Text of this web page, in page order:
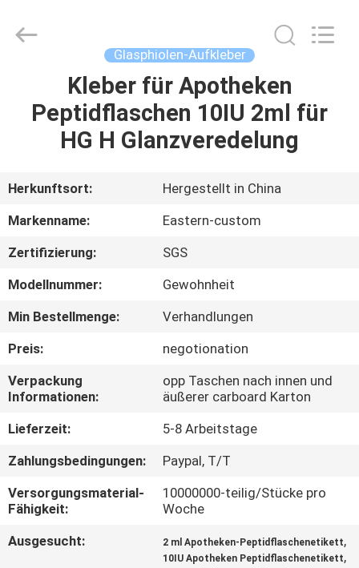
PRODUKTE
ÜBER
UNS
FABRIK-
AUSFLUG
QUALITÄTSKONTROLLE
TRETEN
SIE
MIT
IN
VERBINDUNG
Glasphiolen-Aufkleber
Kleber für Apotheken
Peptidflaschen 10IU 2ml für
HG H Glanzveredelung
Herkunftsort:
Hergestellt in China
Markenname:
Eastern-custom
Zertifizierung:
SGS
Modellnummer:
Gewohnheit
Min Bestellmenge:
Verhandlungen
Preis:
negotionation
Verpackung
Informationen:
opp Taschen nach innen und
äußerer carboard Karton
Lieferzeit:
5-8 Arbeitstage
Zahlungsbedingungen:
Paypal, T/T
Versorgungsmaterial-
Fähigkeit:
10000000-teilig/Stücke pro
Woche
Ausgesucht:
2 ml Apotheken-Peptidflaschenetikett,
10IU Apotheken Peptidflaschenetikett,